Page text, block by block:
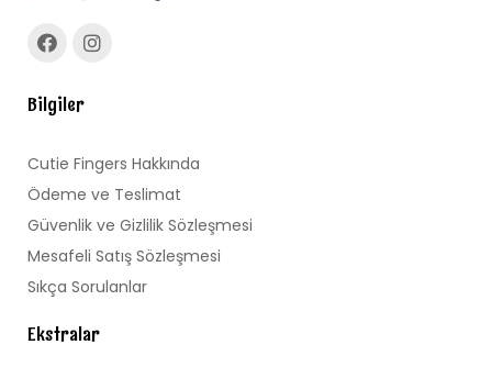
Bilgiler
Cutie Fingers Hakkında
Ödeme ve Teslimat
Güvenlik ve Gizlilik Sözleşmesi
Mesafeli Satış Sözleşmesi
Sıkça Sorulanlar
Ekstralar